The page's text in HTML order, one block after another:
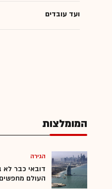
ועד עובדים
הפרת אמונים
מעצר
סוכני ביטוח
המומלצות
הגירה
דובאי כבר לא
העולם